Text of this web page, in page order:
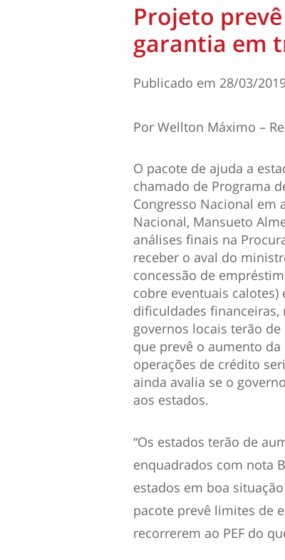
Projeto
garantia em
Publicado em 28/03/
Por Wellton Máximo –
O pacote de ajuda a
chamado de Programa
Congresso Nacional em
Nacional, Mansueto
análises finais na
receber o aval do
concessão de
cobre eventuais
dificuldades
governos locais terão
que prevê o aumento
operações de crédito
ainda avalia se o
aos estados.
“Os estados terão de
enquadrados com nota
estados em boa
pacote prevê limites de
recorrerem ao PEF do